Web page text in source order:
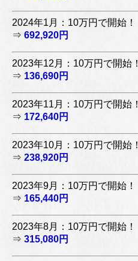
2024年1月：10万円で開始！
⇒ 692,920円
2023年12月：10万円で開始！
⇒ 136,690円
2023年11月：10万円で開始！
⇒ 172,640円
2023年10月：10万円で開始！
⇒ 238,920円
2023年9月：10万円で開始！
⇒ 165,440円
2023年8月：10万円で開始！
⇒ 315,080円